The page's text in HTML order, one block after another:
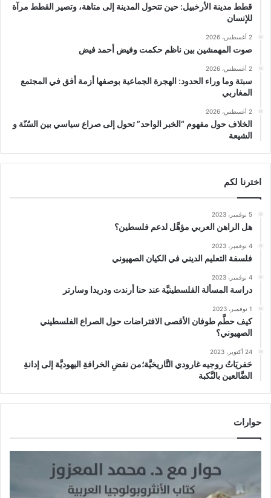
قطط مدينة الأرخبيل: حين تتحول المدينة إلى متاهة، وتصير القطط مرآة
للإنسان
2 أغسطس، 2026
صوت المهمشين بين ناظم حكمت وفيض أحمد فيض
2 أغسطس، 2026
سبتة وما وراء الحدود: الهجرة الجماعية بوصفها أزمة أفق في المجتمع
المغاربي
2 أغسطس، 2026
الخلاف حول مفهوم “الخبر الواحد” تحول إلى صراع سياسي بين السُنّة و
الشيعة
اخترنا لكم
5 نوفمبر، 2023
هل الراهن العربي مؤهَّل لدعم فلسطين؟
4 نوفمبر، 2023
فلسفة التعليم الديني في الكيان الصهيوني
4 نوفمبر، 2023
دراسة المسألة الفلسطينيَّة عند حنا أرندت ودريدا وسارتر
1 نوفمبر، 2023
كيف حطَّم طوفان الأقصى الافتراضات حول الصراع الفلسطيني
الصهيوني؟
24 أكتوبر، 2023
حَفريَاتُ روجيه غارودي التَّاريخيَّة؛من نقضِ الخرافةِ اليهوديَّة إلى إدانةِ
الضَّالعين بالنَّكبة
حوارات